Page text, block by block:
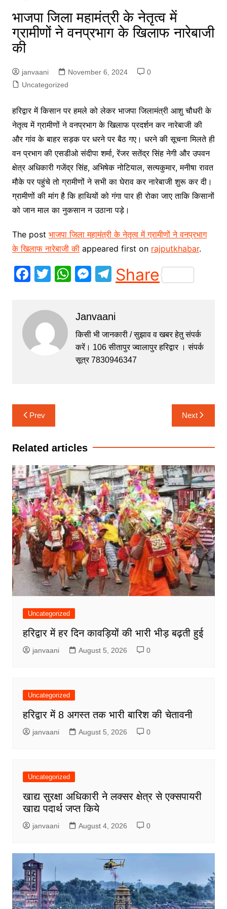
भाजपा जिला महामंत्री के नेतृत्व में
ग्रामीणों ने वनप्रभाग के खिलाफ नारेबाजी
की
janvaani November 6, 2024
0
Uncategorized
हरिद्वार में किसान पर हमले को लेकर भाजपा जिलामंत्री आशु चौधरी के
नेतृत्व में ग्रामीणों ने वनप्रभाग के खिलाफ प्रदर्शन कर नारेबाजी की
और गांव के बाहर सड़क पर धरने पर बैठ गए। धरने की सूचना मिलते ही
वन प्रभाग की एसडीओ संदीपा शर्मा, रेंजर सतेंद्र सिंह नेगी और उपवन
क्षेत्र अधिकारी गजेंद्र सिंह, अभिषेक नोटियाल, सत्यकुमार, मनीषा रावत
मौके पर पहुंचे तो ग्रामीणों ने सभी का घेराव कर नारेबाजी शुरू कर दी।
ग्रामीणों की मांग है कि हाथियों को गंगा पार ही रोका जाए ताकि किसानों
को जान माल का नुकसान न उठाना पड़े।
The post भाजपा जिला महामंत्री के नेतृत्व में ग्रामीणों ने वनप्रभाग
के खिलाफ नारेबाजी कीappeared first on rajputkhabar.
F
c
e
b
o
T
itt
er
W
s
A
p
p
M
s
e
n
T
el
gr
a
m
Share
Janvaani
किसी भी जानकारी / सुझाव व खबर हेतु संपर्क
करें। 106 सीतापुर ज्वालापुर हरिद्वार । संपर्क
सूत्र 7830946347
Post
navigation
Prev Next
Related articles
Uncategorized
हरिद्वार में हर दिन कावड़ियों की भारी भीड़ बढ़ती हुई
janvaani August 5, 2026 0
Uncategorized
हरिद्वार में 8 अगस्त तक भारी बारिश की चेतावनी
janvaani August 5, 2026 0
Uncategorized
खाद्य सुरक्षा अधिकारी ने लक्सर क्षेत्र से एक्सपायरी
खाद्य पदार्थ जप्त किये
janvaani August 4, 2026 0